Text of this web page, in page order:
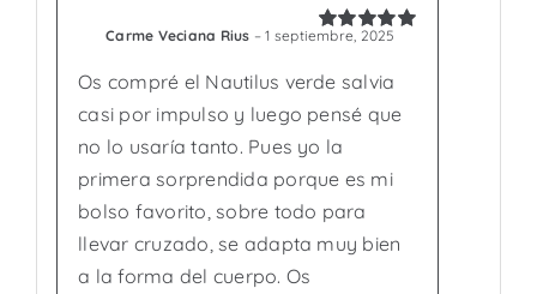
Valorado
Carme Veciana Rius – 1 septiembre, 2025
Os compré el Nautilus verde salvia
casi por impulso y luego pensé que
no lo usaría tanto. Pues yo la
primera sorprendida porque es mi
bolso favorito, sobre todo para
llevar cruzado, se adapta muy bien
a la forma del cuerpo. Os